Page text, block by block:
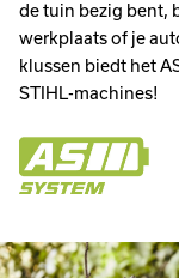
de tuin bezig bent,
werkplaats of je
klussen biedt het
STIHL-machines!